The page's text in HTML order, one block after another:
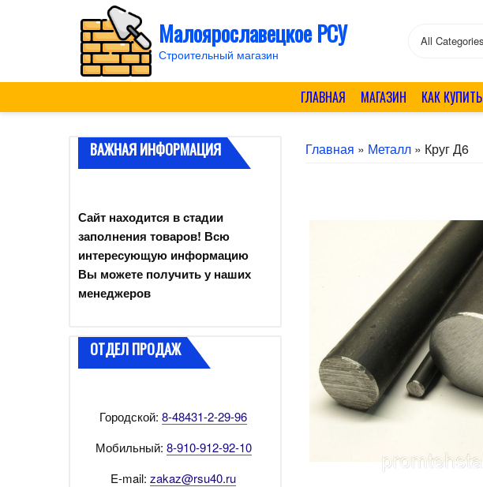
Малоярославецкое РСУ
Строительный магазин
Search
ГЛАВНАЯ МАГАЗИН КАК КУПИТЬ
ВАЖНАЯ ИНФОРМАЦИЯ
Сайт находится в стадии
заполнения товаров! Всю
интересующую информацию
Вы можете получить у наших
менеджеров
ОТДЕЛ ПРОДАЖ
Городской: 8-48431-2-29-96
Мобильный: 8-910-912-92-10
E-mail: zakaz@rsu40.ru
Главная » Металл » Круг Д6